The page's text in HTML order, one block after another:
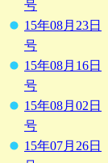
号
15年08月23日
号
15年08月16日
号
15年08月02日
号
15年07月26日